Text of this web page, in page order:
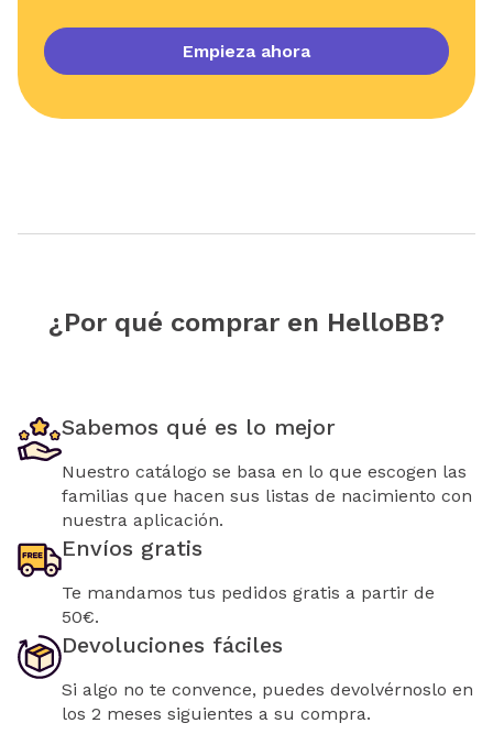
Empieza ahora
¿Por qué comprar en HelloBB?
Sabemos qué es lo mejor
Nuestro catálogo se basa en lo que escogen las
familias que hacen sus listas de nacimiento con
nuestra aplicación.
Envíos gratis
Te mandamos tus pedidos gratis a partir de
50€.
Devoluciones fáciles
Si algo no te convence, puedes devolvérnoslo en
los 2 meses siguientes a su compra.